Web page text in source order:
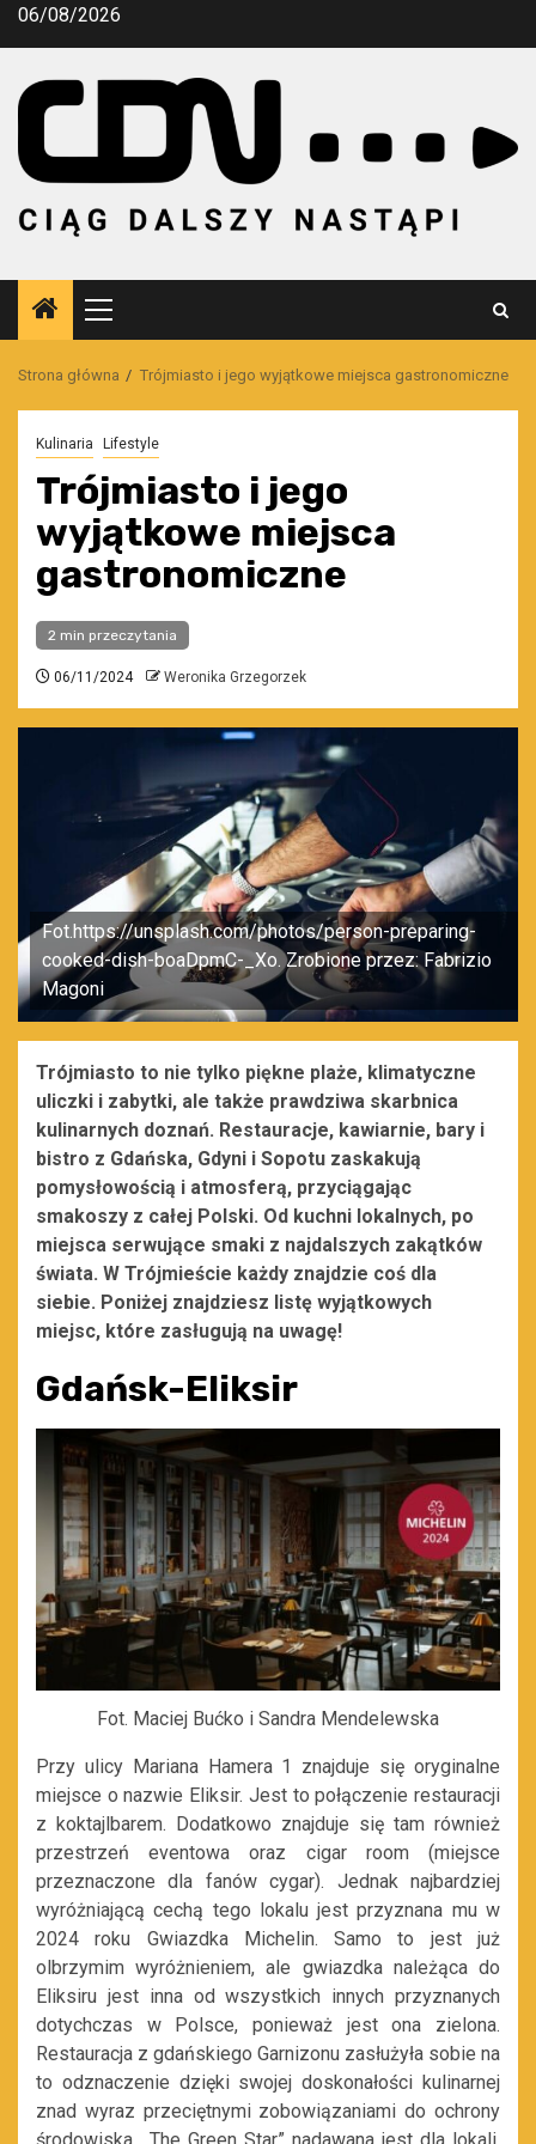
Przejdź
06/08/2026
Menu
główne
Strona główna Trójmiasto i jego wyjątkowe miejsca gastronomiczne
Kulinaria Lifestyle
Trójmiasto i jego
wyjątkowe miejsca
gastronomiczne
2 min przeczytania
06/11/2024 Weronika Grzegorzek
Fot.https://unsplash.com/photos/person-preparing-
cooked-dish-boaDpmC-_Xo. Zrobione przez: Fabrizio
Magoni
Trójmiasto to nie tylko piękne plaże, klimatyczne
uliczki i zabytki, ale także prawdziwa skarbnica
kulinarnych doznań. Restauracje, kawiarnie, bary i
bistro z Gdańska, Gdyni i Sopotu zaskakują
pomysłowością i atmosferą, przyciągając
smakoszy z całej Polski. Od kuchni lokalnych, po
miejsca serwujące smaki z najdalszych zakątków
świata. W Trójmieście każdy znajdzie coś dla
siebie. Poniżej znajdziesz listę wyjątkowych
miejsc, które zasługują na uwagę!
Gdańsk-Eliksir
Fot. Maciej Bućko i Sandra Mendelewska
Przy ulicy Mariana Hamera 1 znajduje się oryginalne
miejsce o nazwie Eliksir. Jest to połączenie restauracji
z koktajlbarem. Dodatkowo znajduje się tam również
przestrzeń eventowa oraz cigar room (miejsce
przeznaczone dla fanów cygar). Jednak najbardziej
wyróżniającą cechą tego lokalu jest przyznana mu w
2024 roku Gwiazdka Michelin. Samo to jest już
olbrzymim wyróżnieniem, ale gwiazdka należąca do
Eliksiru jest inna od wszystkich innych przyznanych
dotychczas w Polsce, ponieważ jest ona zielona.
Restauracja z gdańskiego Garnizonu zasłużyła sobie na
to odznaczenie dzięki swojej doskonałości kulinarnej
znad wyraz przeciętnymi zobowiązaniami do ochrony